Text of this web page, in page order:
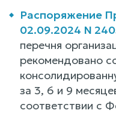
Распоряжение
02.09.2024 N
перечня
рекомендовано
за 3, 6 и 9
соответствии с